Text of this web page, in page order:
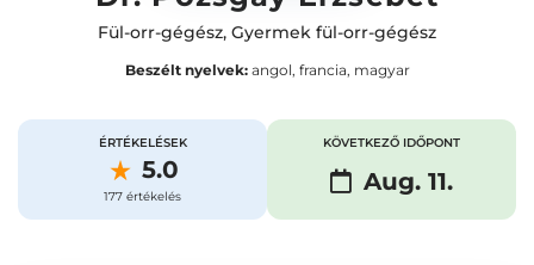
Fül-orr-gégész, Gyermek fül-orr-gégész
Beszélt nyelvek:angol, francia, magyar
ÉRTÉKELÉSEK
5.0
177 értékelés
KÖVETKEZŐ IDŐPONT
Aug. 11.